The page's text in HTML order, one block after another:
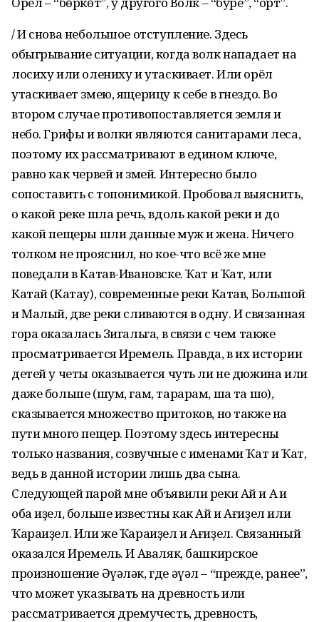
/ И снова небольшое отступление. Здесь
обыгрывание ситуации, когда волк нападает на
лосиху или олениху и утаскивает. Или орёл
утаскивает змею, ящерицу к себе в гнездо. Во
втором случае противопоставляется земля и
небо. Грифы и волки являются санитарами леса,
поэтому их рассматривают в едином ключе,
равно как червей и змей. Интересно было
сопоставить с топонимикой. Пробовал выяснить,
о какой реке шла речь, вдоль какой реки и до
какой пещеры шли данные муж и жена. Ничего
толком не прояснил, но кое-что всё же мне
поведали в Катав-Ивановске. Ҡат и Ҡат, или
Катай (Катау), современные реки Катав, Большой
и Малый, две реки сливаются в одну. И связанная
гора оказалась Зигальга, в связи с чем также
просматривается Иремель. Правда, в их истории
детей у четы оказывается чуть ли не дюжина или
даже больше (шум, гам, тарарам, шаҡ та шоҡ),
сказывается множество притоков, но также на
пути много пещер. Поэтому здесь интересны
только названия, созвучные с именами Ҡат и Ҡат,
ведь в данной истории лишь два сына.
Следующей парой мне объявили реки Ай и Аҡ и
оба иҙел, больше известны как Ай и Ағиҙел или
Ҡараиҙел. Или же Ҡараиҙел и Ағиҙел. Связанный
оказался Иремель. И Аваляк, башкирское
произношение Әүәләк, где әүәл – “прежде, ранее”,
что может указывать на древность или
рассматривается дремучесть, древность,